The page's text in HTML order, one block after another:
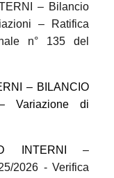
– Bilancio
– Ratifica
n° 135 del
– BILANCIO
Variazione di
INTERNI –
2026 - Verifica